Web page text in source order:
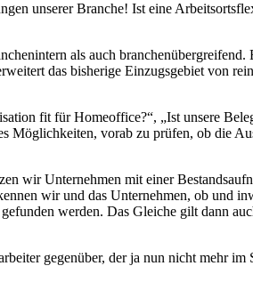
unserer Branche! Ist eine
als auch
das bisherige Einzugsgebiet von
fit für Homeoffice?“, „Ist unsere
Möglichkeiten, vorab zu prüfen, ob die
wir Unternehmen mit einer
wir und das Unternehmen, ob und
werden. Das Gleiche gilt dann
gegenüber, der ja nun nicht mehr im